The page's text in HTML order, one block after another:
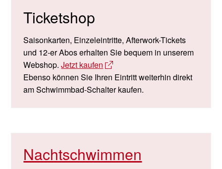
Ticketshop
Saisonkarten, Einzeleintritte, Afterwork-Tickets
und 12-er Abos erhalten Sie bequem in unserem
Webshop.Jetzt kaufen
Ebenso können Sie Ihren Eintritt weiterhin direkt
am Schwimmbad-Schalter kaufen.
Nachtschwimmen